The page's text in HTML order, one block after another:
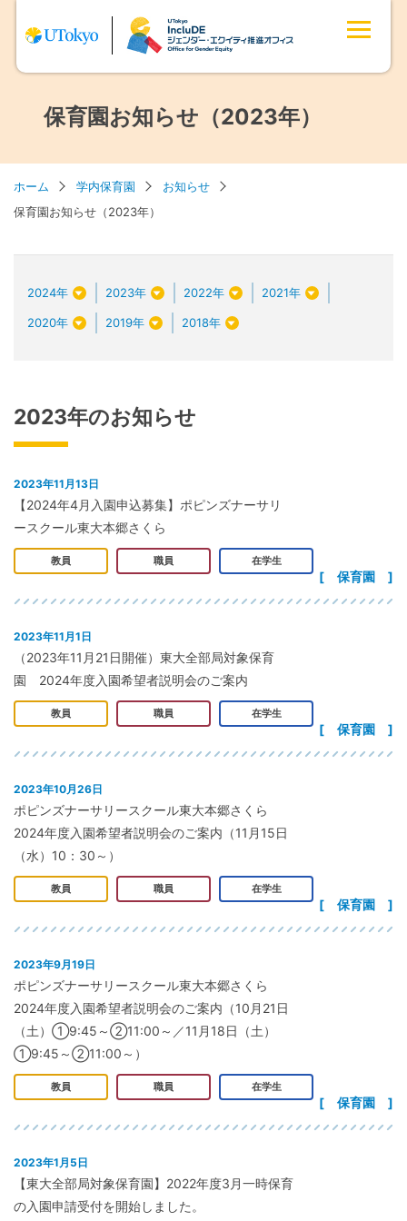
保育園お知らせ（2023年）
ホーム 学内保育園
お知らせ
保育園お知らせ（2023年）
2024年 2023年 2022年 2021年
2020年 2019年 2018年
2023年のお知らせ
2023年11月13日
【2024年4月入園申込募集】ポピンズナーサリ
ースクール東大本郷さくら
教員 職員 在学生
[ 保育園 ]
2023年11月1日
（2023年11月21日開催）東大全部局対象保育
園 2024年度入園希望者説明会のご案内
教員 職員 在学生
[ 保育園 ]
2023年10月26日
ポピンズナーサリースクール東大本郷さくら
2024年度入園希望者説明会のご案内（11月15日
（水）10：30～）
教員 職員 在学生
[ 保育園 ]
2023年9月19日
ポピンズナーサリースクール東大本郷さくら
2024年度入園希望者説明会のご案内（10月21日
（土）➀9:45～➁11:00～／11月18日（土）
➀9:45～➁11:00～）
教員 職員 在学生
[ 保育園 ]
2023年1月5日
【東大全部局対象保育園】2022年度3月一時保育
の入園申請受付を開始しました。